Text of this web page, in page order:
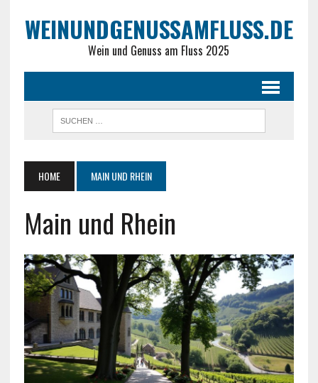
WEINUNDGENUSSAMFLUSS.DE
Wein und Genuss am Fluss 2025
HOME MAIN UND RHEIN
Main und Rhein